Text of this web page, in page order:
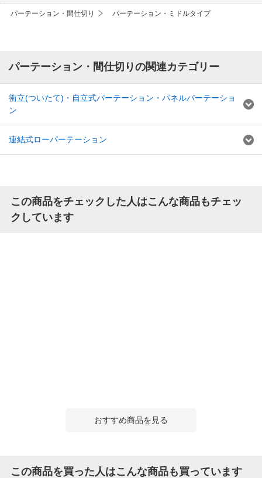
パーテーション・間仕切り パーテーション・ミドルタイプ
パーテーション・間仕切りの関連カテゴリー
衝立(ついたて)・自立式パーテーション・パネルパーテーショ
ン
連結式ローパーテーション
この商品をチェックした人はこんな商品もチェッ
クしています
おすすめ商品を見る
この商品を買った人はこんな商品も買っています